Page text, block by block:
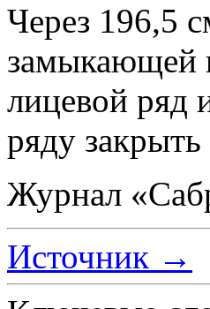
Через 196,5
замыкающей
лицевой ряд
ряду
Журнал
Источник →